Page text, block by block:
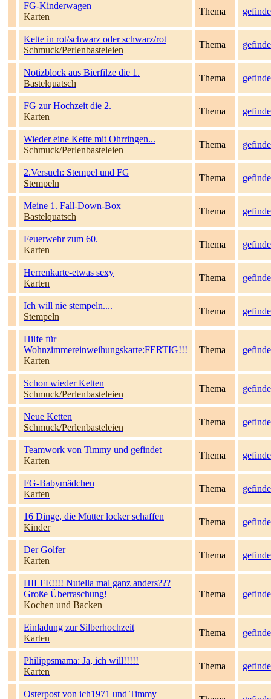
FG-Kinderwagen
Karten
Thema
Kette in rot/schwarz oder schwarz/rot
Schmuck/Perlenbasteleien
Thema
Notizblock aus Bierfilze die 1.
Bastelquatsch
Thema
FG zur Hochzeit die 2.
Karten
Thema
Wieder eine Kette mit Ohrringen...
Schmuck/Perlenbasteleien
Thema
2.Versuch: Stempel und FG
Stempeln
Thema
Meine 1. Fall-Down-Box
Bastelquatsch
Thema
Feuerwehr zum 60.
Karten
Thema
Herrenkarte-etwas sexy
Karten
Thema
Ich will nie stempeln....
Stempeln
Thema
Hilfe für
Wohnzimmereinweihungskarte:FERTIG!!!
Karten
Thema
Schon wieder Ketten
Schmuck/Perlenbasteleien
Thema
Neue Ketten
Schmuck/Perlenbasteleien
Thema
Teamwork von Timmy und gefindet
Karten
Thema
FG-Babymädchen
Karten
Thema
16 Dinge, die Mütter locker schaffen
Kinder
Thema
Der Golfer
Karten
Thema
HILFE!!!! Nutella mal ganz anders???
Große Überraschung!
Kochen und Backen
Thema
Einladung zur Silberhochzeit
Karten
Thema
Philippsmama: Ja, ich will!!!!!
Karten
Thema
Osterpost von ich1971 und Timmy